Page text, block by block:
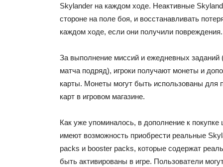
Skylander на каждом ходе. Неактивные
стороне на поле боя, и восстанавливать
каждом ходе, если они получили повреждения.
За выполнение миссий и ежедневных заданий
матча подряд), игроки получают монеты и
карты. Монеты могут быть использованы для
карт в игровом магазине.
Как уже упоминалось, в дополнение к покупке
имеют возможность приобрести реальные
packs и booster packs, которые содержат
быть активированы в игре. Пользователи